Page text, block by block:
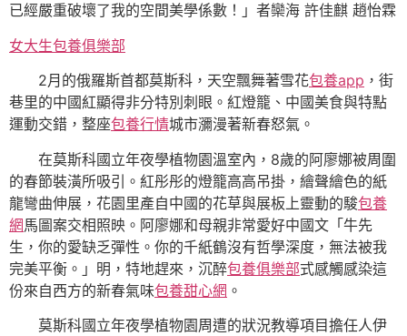
已經嚴重破壞了我的空間美學係數！」者欒海 許佳麒 趙怡霖
女大生包養俱樂部
2月的俄羅斯首都莫斯科，天空飄舞著雪花包養app ，街
巷里的中國紅顯得非分特別刺眼。紅燈籠、中國美食與特點
運動交錯，整座包養行情城市瀰漫著新春怒氣。
在莫斯科國立年夜學植物園溫室內，8歲的阿廖娜被周圍
的春節裝潢所吸引。紅彤彤的燈籠高高吊掛，繪聲繪色的紙
龍彎曲伸展，花園里產自中國的花草與展板上靈動的駿包養
網馬圖案交相照映。阿廖娜和母親非常愛好中國文「牛先
生，你的愛缺乏彈性。你的千紙鶴沒有哲學深度，無法被我
完美平衡。」明，特地趕來，沉醉包養俱樂部式感觸感染這
份來自西方的新春氣味包養甜心網 。
莫斯科國立年夜學植物園周遭的狀況教導項目擔任人伊